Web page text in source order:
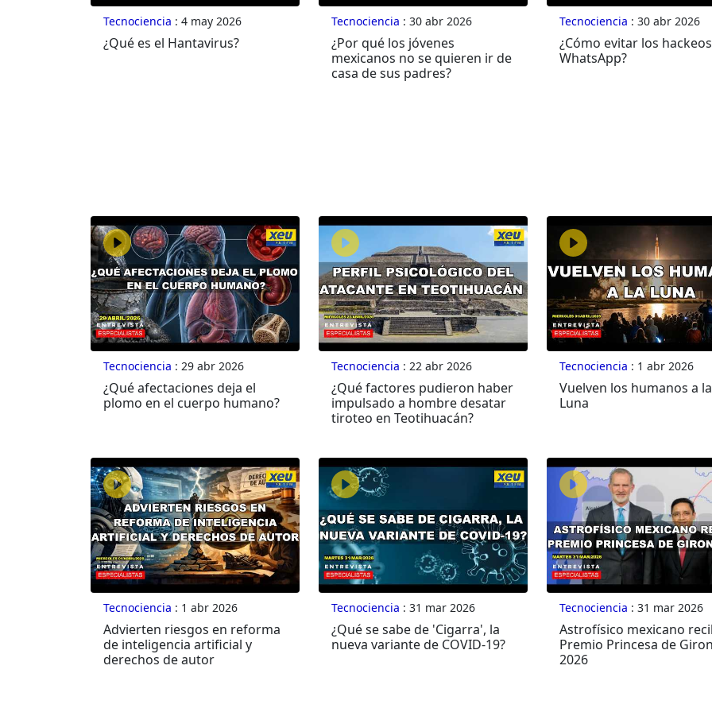
Tecnociencia : 4 may 2026
¿Qué es el Hantavirus?
Tecnociencia : 30 abr 2026
¿Por qué los jóvenes
mexicanos no se quieren ir de
casa de sus padres?
Tecnociencia : 30 abr 2026
¿Cómo evitar los
WhatsApp?
Tecnociencia : 29 abr 2026
¿Qué afectaciones deja el
plomo en el cuerpo humano?
Tecnociencia : 22 abr 2026
¿Qué factores pudieron haber
impulsado a hombre desatar
tiroteo en Teotihuacán?
Tecnociencia : 1 abr 2026
Vuelven los humanos a la
Luna
Tecnociencia : 1 abr 2026
Advierten riesgos en reforma
de inteligencia artificial y
derechos de autor
Tecnociencia : 31 mar 2026
¿Qué se sabe de 'Cigarra', la
nueva variante de COVID-19?
Tecnociencia : 31 mar 2026
Astrofísico mexicano
Premio Princesa de
2026